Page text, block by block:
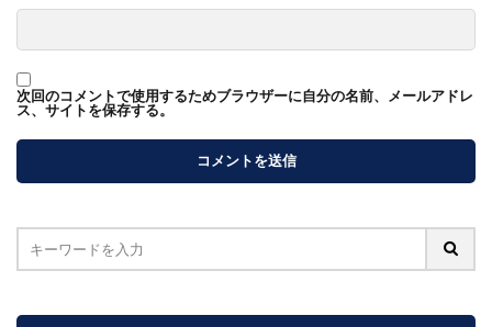
次回のコメントで使用するためブラウザーに自分の名前、メールアドレ
ス、サイトを保存する。